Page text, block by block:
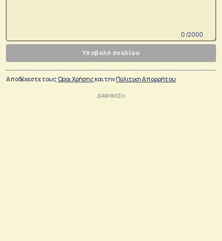
0 /2000
Υποβολή σχολίου
Αποδέχεστε τουςΌροι Χρήσηςκαι τηνΠολιτικη Απορρήτου